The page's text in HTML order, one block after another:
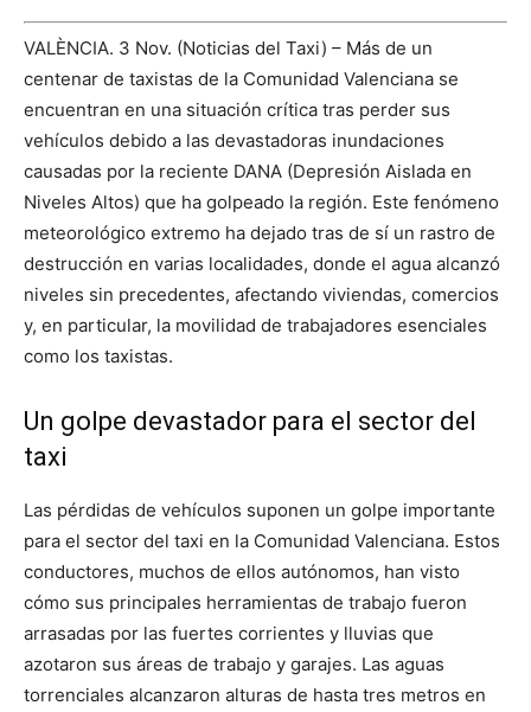
VALÈNCIA. 3 Nov. (Noticias del Taxi) – Más de un
centenar de taxistas de la Comunidad Valenciana se
encuentran en una situación crítica tras perder sus
vehículos debido a las devastadoras inundaciones
causadas por la reciente DANA (Depresión Aislada en
Niveles Altos) que ha golpeado la región. Este fenómeno
meteorológico extremo ha dejado tras de sí un rastro de
destrucción en varias localidades, donde el agua alcanzó
niveles sin precedentes, afectando viviendas, comercios
y, en particular, la movilidad de trabajadores esenciales
como los taxistas.
Un golpe devastador para el sector del
taxi
Las pérdidas de vehículos suponen un golpe importante
para el sector del taxi en la Comunidad Valenciana. Estos
conductores, muchos de ellos autónomos, han visto
cómo sus principales herramientas de trabajo fueron
arrasadas por las fuertes corrientes y lluvias que
azotaron sus áreas de trabajo y garajes. Las aguas
torrenciales alcanzaron alturas de hasta tres metros en